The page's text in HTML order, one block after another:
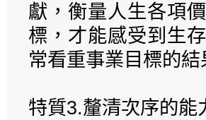
獻，衡量人生各項
標，才能感受到生
常看重事業目標的結
特質3.釐清次序的能